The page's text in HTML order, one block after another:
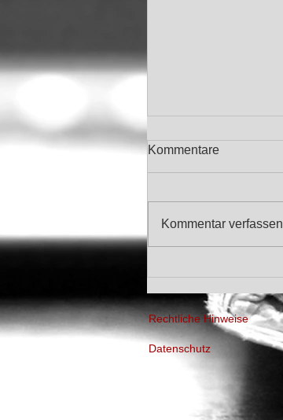
Abschlussprüfung
Kommentare
Kommentar
Rechtliche Hinweise
Datenschutz